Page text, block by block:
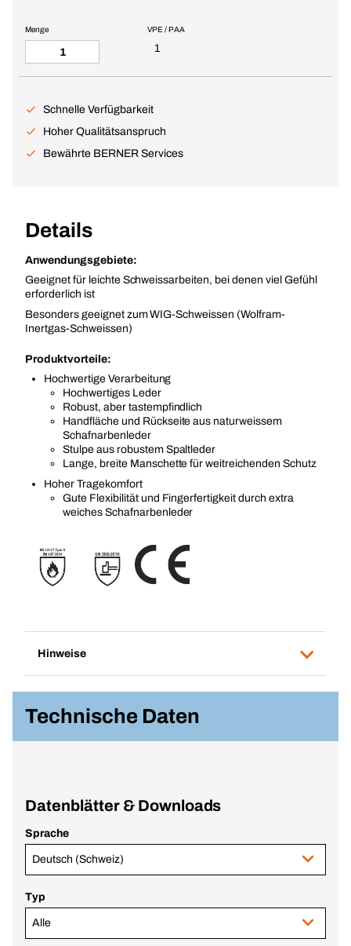
VPE / PAA
1
Menge
Schnelle Verfügbarkeit
Hoher Qualitätsanspruch
Bewährte BERNER Services
Details
Anwendungsgebiete:
Geeignet für leichte Schweissarbeiten, bei denen viel Gefühl
erforderlich ist
Besonders geeignet zum WIG-Schweissen (Wolfram-
Inertgas-Schweissen)
Produktvorteile:
Hochwertige Verarbeitung
Hochwertiges Leder
Robust, aber tastempfindlich
Handfläche und Rückseite aus naturweissem
Schafnarbenleder
Stulpe aus robustem Spaltleder
Lange, breite Manschette für weitreichenden Schutz
Hoher Tragekomfort
Gute Flexibilität und Fingerfertigkeit durch extra
weiches Schafnarbenleder
Hinweise
Technische Daten
Datenblätter & Downloads
Sprache
Deutsch (Schweiz)
Typ
Alle